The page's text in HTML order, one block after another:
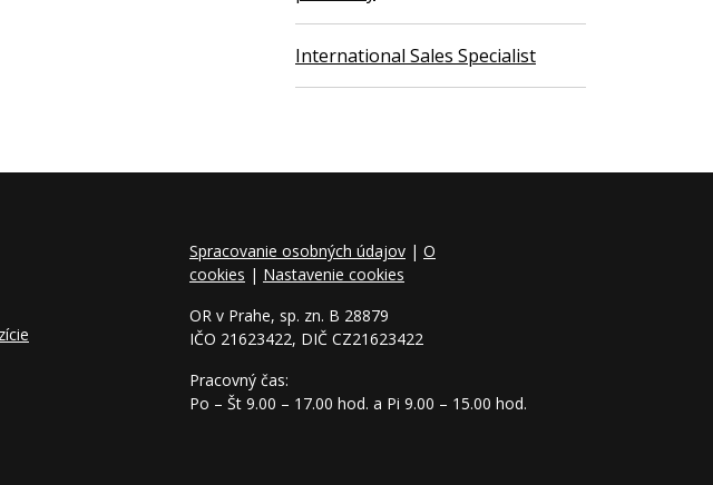
International Sales Specialist
Spracovanie osobných údajov | O
cookies | Nastavenie cookies
OR v Prahe, sp. zn. B 28879
IČO 21623422, DIČ CZ21623422
Pracovný čas:
Po – Št 9.00 – 17.00 hod. a Pi 9.00 – 15.00 hod.